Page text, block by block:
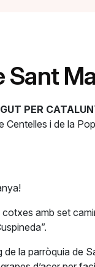
Sant
PER
Centelles i de la
amb set
la parròquia de